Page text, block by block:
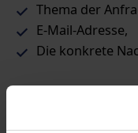
Thema der
E-Mail-Adresse,
Die konkrete